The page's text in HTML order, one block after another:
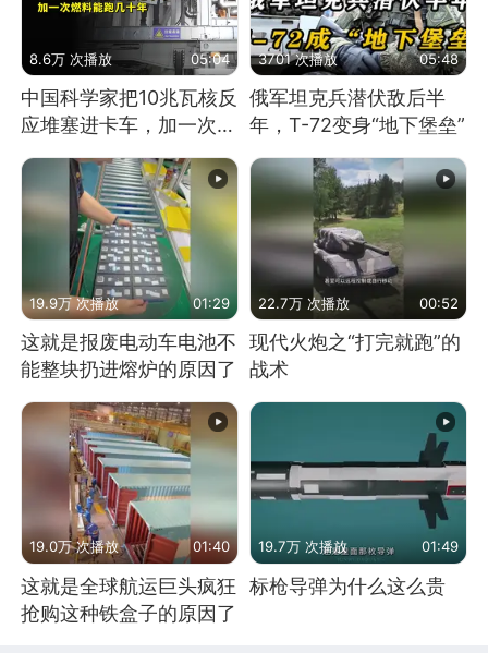
8.6万 次播放 05:04
中国科学家把10兆瓦核反
应堆塞进卡车，加一次燃
料能跑几十年
3701 次播放 05:48
俄军坦克兵潜伏敌后半
年，T-72变身“地下堡垒”
19.9万 次播放 01:29
这就是报废电动车电池不
能整块扔进熔炉的原因了
22.7万 次播放 00:52
现代火炮之“打完就跑”的
战术
19.0万 次播放 01:40
这就是全球航运巨头疯狂
抢购这种铁盒子的原因了
19.7万 次播放 01:49
标枪导弹为什么这么贵